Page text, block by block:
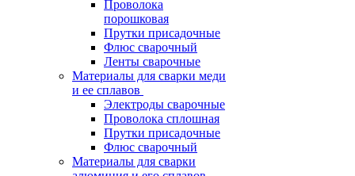
Проволока
порошковая
Прутки присадочные
Флюс сварочный
Ленты сварочные
Материалы для сварки меди
и ее сплавов
Электроды сварочные
Проволока сплошная
Прутки присадочные
Флюс сварочный
Материалы для сварки